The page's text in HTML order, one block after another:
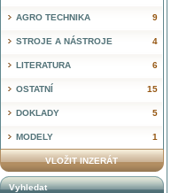
9
AGRO TECHNIKA
4
STROJE A NÁSTROJE
6
LITERATURA
15
OSTATNÍ
5
DOKLADY
1
MODELY
VLOŽIT INZERÁT
Vyhledat